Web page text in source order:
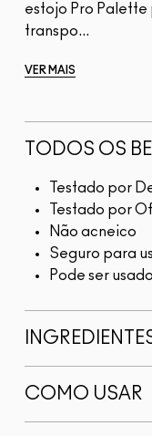
estojo Pro Palette
transpo...
VER MAIS
TODOS OS
Testado por
Testado por
Não acneico
Seguro para
Pode ser
COMO USAR